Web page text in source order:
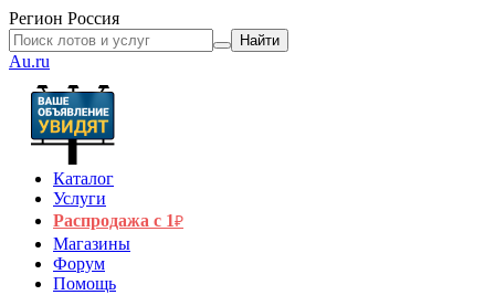
Регион Россия
Найти
Au.ru
Каталог
Услуги
Распродажа с 1₽
Магазины
Форум
Помощь